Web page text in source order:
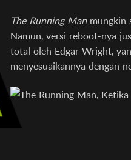
The Running Manmungkin
Namun, versi reboot-nya
total oleh Edgar Wright,
menyesuaikannya dengan